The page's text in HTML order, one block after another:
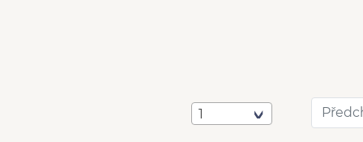
1